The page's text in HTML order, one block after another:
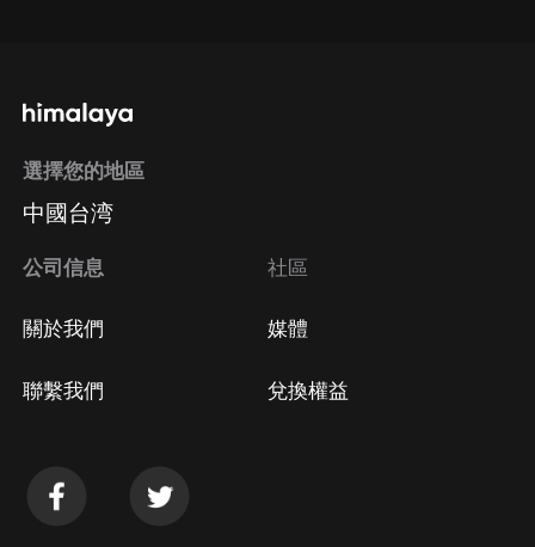
選擇您的地區
中國台湾
公司信息
關於我們
聯繫我們
社區
媒體
兌換權益